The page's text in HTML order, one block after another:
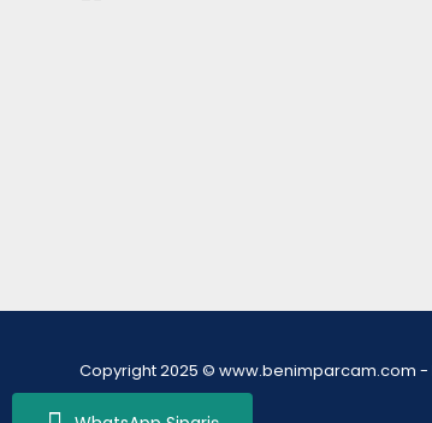
Copyright 2025 © www.benimparcam.com -